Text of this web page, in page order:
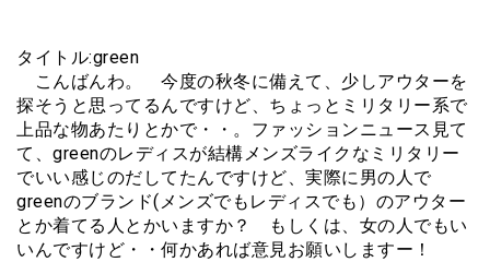
タイトル:green
こんばんわ。 今度の秋冬に備えて、少しアウターを
探そうと思ってるんですけど、ちょっとミリタリー系で
上品な物あたりとかで・・。ファッションニュース見て
て、greenのレディスが結構メンズライクなミリタリー
でいい感じのだしてたんですけど、実際に男の人で
greenのブランド(メンズでもレディスでも）のアウター
とか着てる人とかいますか？ もしくは、女の人でもい
いんですけど・・何かあれば意見お願いしますー！